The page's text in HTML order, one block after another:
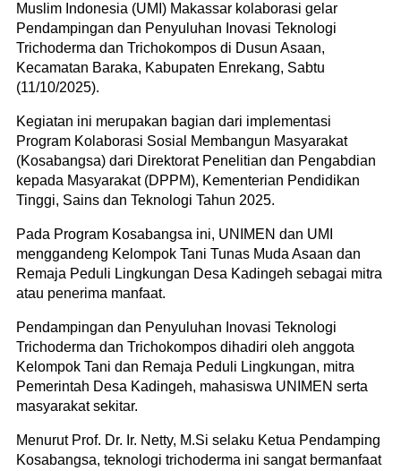
Muslim Indonesia (UMI) Makassar kolaborasi gelar
Pendampingan dan Penyuluhan Inovasi Teknologi
Trichoderma dan Trichokompos di Dusun Asaan,
Kecamatan Baraka, Kabupaten Enrekang, Sabtu
(11/10/2025).
Kegiatan ini merupakan bagian dari implementasi
Program Kolaborasi Sosial Membangun Masyarakat
(Kosabangsa) dari Direktorat Penelitian dan Pengabdian
kepada Masyarakat (DPPM), Kementerian Pendidikan
Tinggi, Sains dan Teknologi Tahun 2025.
Pada Program Kosabangsa ini, UNIMEN dan UMI
menggandeng Kelompok Tani Tunas Muda Asaan dan
Remaja Peduli Lingkungan Desa Kadingeh sebagai mitra
atau penerima manfaat.
Pendampingan dan Penyuluhan Inovasi Teknologi
Trichoderma dan Trichokompos dihadiri oleh anggota
Kelompok Tani dan Remaja Peduli Lingkungan, mitra
Pemerintah Desa Kadingeh, mahasiswa UNIMEN serta
masyarakat sekitar.
Menurut Prof. Dr. Ir. Netty, M.Si selaku Ketua Pendamping
Kosabangsa, teknologi trichoderma ini sangat bermanfaat